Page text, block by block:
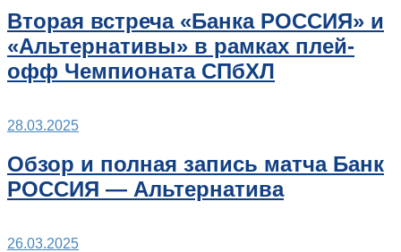
Вторая встреча «Банка РОССИЯ» и
«Альтернативы» в рамках плей-
офф Чемпионата СПбХЛ
28.03.2025
Обзор и полная запись матча Банк
РОССИЯ — Альтернатива
26.03.2025